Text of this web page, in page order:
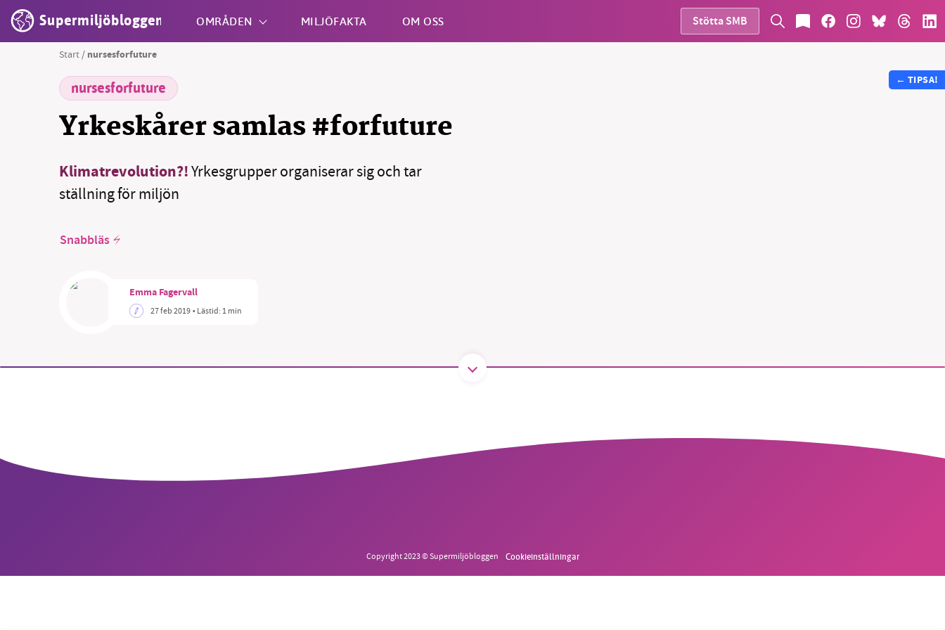
Supermiljöbloggen OMRÅDEN MILJÖFAKTA OM OSS Stötta SMB
Shift + S
Start / nursesforfuture
nursesforfuture
Yrkeskårer samlas #forfuture
Klimatrevolution?!Yrkesgrupper organiserar sig och tar
ställning för miljön
Snabbläs
Emma Fagervall
27 feb 2019• Lästid: 1 min
← TIPSA!
Copyright 2023 © Supermiljöbloggen Cookieinställningar
nyhetsbevakning och granskningar. Nu vill vi utveckla vårt arbete –
och vi hoppas att du vill hjälpa oss.
Läs vad vi vill göra